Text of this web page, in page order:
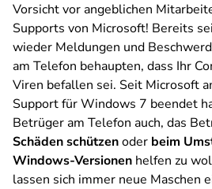
Vorsicht vor angeblichen
Supports von Microsoft! Bereits
wieder Meldungen und
am Telefon behaupten, dass Ihr
Viren befallen sei. Seit Microsoft
Support für Windows 7 beendet
Betrüger am Telefon auch, das
Schäden schützenoder beim
Windows-Versionen helfen zu
lassen sich immer neue Maschen